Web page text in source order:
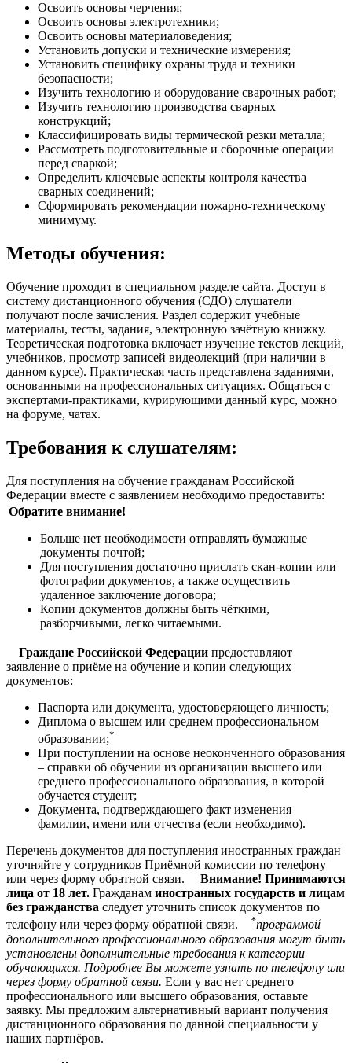
Освоить основы черчения;
Освоить основы электротехники;
Освоить основы материаловедения;
Установить допуски и технические измерения;
Установить специфику охраны труда и техники
безопасности;
Изучить технологию и оборудование сварочных работ;
Изучить технологию производства сварных
конструкций;
Классифицировать виды термической резки металла;
Рассмотреть подготовительные и сборочные операции
перед сваркой;
Определить ключевые аспекты контроля качества
сварных соединений;
Сформировать рекомендации пожарно-техническому
минимуму.
Методы обучения:
Обучение проходит в специальном разделе сайта. Доступ в
систему дистанционного обучения (СДО) слушатели
получают после зачисления. Раздел содержит учебные
материалы, тесты, задания, электронную зачётную книжку.
Теоретическая подготовка включает изучение текстов лекций,
учебников, просмотр записей видеолекций (при наличии в
данном курсе). Практическая часть представлена заданиями,
основанными на профессиональных ситуациях. Общаться с
экспертами-практиками, курирующими данный курс, можно
на форуме, чатах.
Требования к слушателям:
Для поступления на обучение гражданам Российской
Федерации вместе с заявлением необходимо предоставить:
Обратите внимание!
Больше нет необходимости отправлять бумажные
документы почтой;
Для поступления достаточно прислать скан-копии или
фотографии документов, а также осуществить
удаленное заключение договора;
Копии документов должны быть чёткими,
разборчивыми, легко читаемыми.
Граждане Российской Федерации предоставляют
заявление о приёме на обучение и копии следующих
документов:
Паспорта или документа, удостоверяющего личность;
Диплома о высшем или среднем профессиональном
образовании;*
При поступлении на основе неоконченного образования
– справки об обучении из организации высшего или
среднего профессионального образования, в которой
обучается студент;
Документа, подтверждающего факт изменения
фамилии, имени или отчества (если необходимо).
Перечень документов для поступления иностранных граждан
уточняйте у сотрудников Приёмной комиссии по телефону
или через форму обратной связи.
Внимание! Принимаются
лица от 18 лет. Гражданам иностранных государств и лицам
без гражданства следует уточнить список документов по
телефону или через форму обратной связи.
*программой
дополнительного профессионального образования могут быть
установлены дополнительные требования к категории
обучающихся. Подробнее Вы можете узнать по телефону или
через форму обратной связи. Если у вас нет среднего
профессионального или высшего образования, оставьте
заявку. Мы предложим альтернативный вариант получения
дистанционного образования по данной специальности у
наших партнёров.